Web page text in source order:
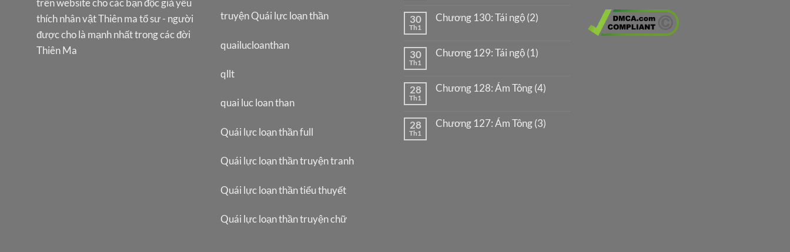
thích nhân vật Thiên ma tổ sư - người
được cho là mạnh nhất trong các đời
Thiên Ma
truyện Quái lực loạn thần
quailucloanthan
qllt
quai luc loan than
Quái lực loạn thần full
Quái lực loạn thần truyện tranh
Quái lực loạn thần tiểu thuyết
Quái lực loạn thần truyện chữ
30
Th1
Chương 130: Tái ngộ (2)
30
Th1
Chương 129: Tái ngộ (1)
28
Th1
Chương 128: Ám Tông (4)
28
Th1
Chương 127: Ám Tông (3)